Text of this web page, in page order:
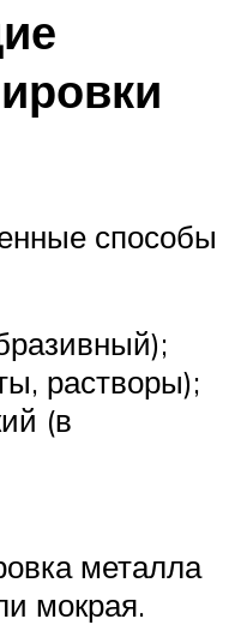
способы
растворы);
(в
металла
мокрая.